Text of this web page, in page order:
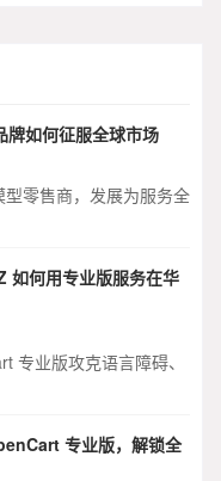
牌如何征服全球市场
零售商，发展为服务全
如何用专业版服务在华
专业版攻克语言障碍、
专业版，解锁全